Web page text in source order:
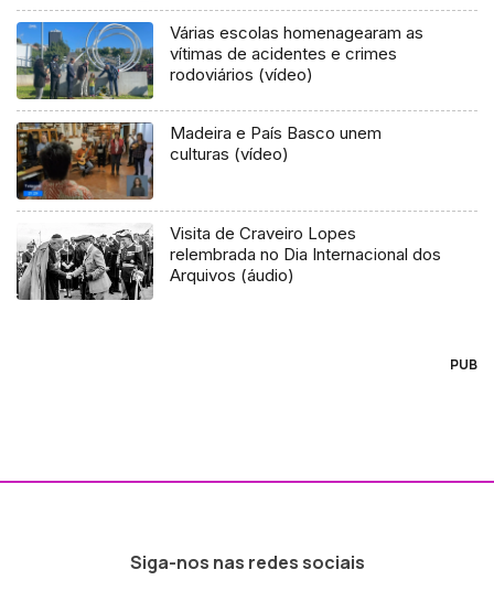
Várias escolas homenagearam as
vítimas de acidentes e crimes
rodoviários (vídeo)
Madeira e País Basco unem
culturas (vídeo)
Visita de Craveiro Lopes
relembrada no Dia Internacional dos
Arquivos (áudio)
PUB
Siga-nos nas redes sociais